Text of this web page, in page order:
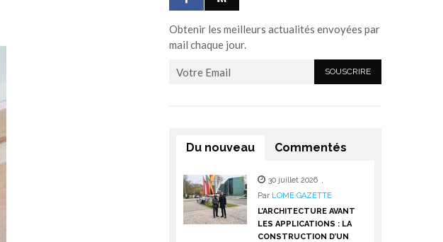
Obtenir les meilleurs actualités envoyées par
mail chaque jour.
Du nouveau Commentés
30 juillet 2026 ,
Par LOME GAZETTE
L’ARCHITECTURE AVANT
LES APPLICATIONS : LA
CONSTRUCTION D’UN